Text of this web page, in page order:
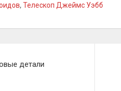
, Телескоп Джеймс Уэбб
детали